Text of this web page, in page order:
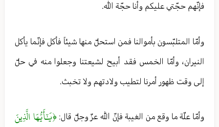
فإنّهم حجّتي عليكم وأنا حجّة الله.
وأمّا المتلبّسون بأموالنا فمن استحلّ منها شيئاً فأكل فإنّما يأكل
النيران، وأمّا الخمس فقد أبيح لشيعتنا وجعلوا منه في حلّ
إلى وقت ظهور أمرنا لتطيب ولادتهم ولا تخبث.
وأمّا علّة ما وقع من الغيبة فإنّ الله عزّ وجلّ قال:﴿يَٰٓأَيُّهَا الَّذِينَ